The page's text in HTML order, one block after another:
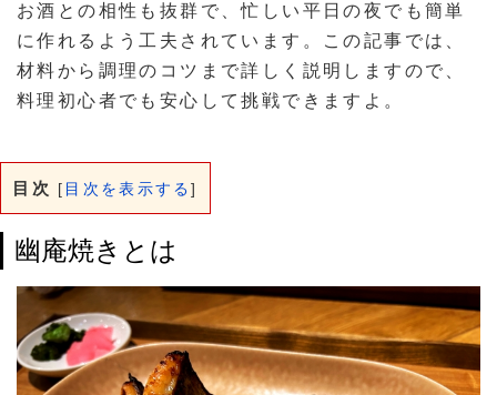
お酒との相性も抜群で、忙しい平日の夜でも簡単
に作れるよう工夫されています。この記事では、
材料から調理のコツまで詳しく説明しますので、
料理初心者でも安心して挑戦できますよ。
目次 [ 目次を表示する]
幽庵焼きとは